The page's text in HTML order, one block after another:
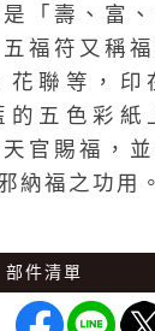
「壽、富
福符又稱
花聯等，印
的五色彩紙
官賜福，
納福之功用。
部件清單